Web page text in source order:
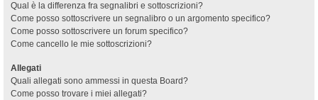
Qual è la differenza fra segnalibri e sottoscrizioni?
Come posso sottoscrivere un segnalibro o un argomento specifico?
Come posso sottoscrivere un forum specifico?
Come cancello le mie sottoscrizioni?
Allegati
Quali allegati sono ammessi in questa Board?
Come posso trovare i miei allegati?